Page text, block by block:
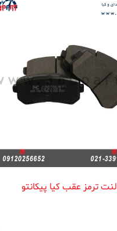
لنت ترمز عقب کیا پیکانتو